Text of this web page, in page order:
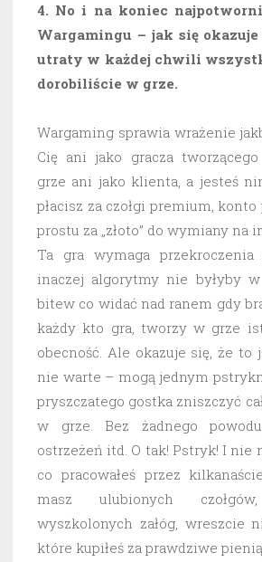
4. No i na koniec
Wargamingu – jak się
utraty w każdej chwili
dorobiliście w grze.
Wargaming sprawia wrażenie
Cię ani jako gracza tworzącego
grze ani jako klienta, a jesteś
płacisz za czołgi premium,
prostu za „złoto” do wymiany na
Ta gra wymaga
inaczej algorytmy nie byłyby
bitew co widać nad ranem gdy
każdy kto gra, tworzy w grze
obecność. Ale okazuje się, że
nie warte – mogą jednym
pryszczatego gostka zniszczyć
w grze. Bez żadnego
ostrzeżeń itd. O tak! Pstryk! I nie
co pracowałeś przez
masz ulubionych
wyszkolonych załóg, wreszcie
które kupiłeś za prawdziwe